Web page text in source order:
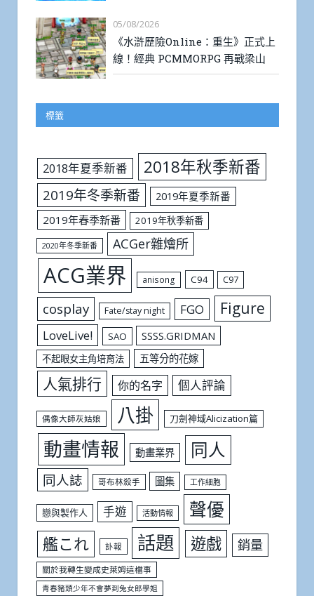
05/08/2026
《水滸歷險Online：重生》正式上
線！經典 PCMMORPG 再戰梁山
標籤
2018年夏季新番 2018年秋季新番
2019年冬季新番
2019年夏季新番
2019年春季新番
2019年秋季新番
2020年冬季新番 ACGer雜燴所
ACG業界 anisong C94 C97
cosplay Fate/stay night FGO Figure
LoveLive! SAO SSSS.GRIDMAN
不起眼女主角培育法 五等分的花嫁
人氣排行 你的名字 個人評論
偶像大師灰姑娘 八掛 刀劍神域Alicization篇
動畫情報 動畫業界 同人
同人誌 哥布林殺手 圖集 工作細胞
戀與製作人 手遊 活動情報 聲優
艦これ 訃報 話題 遊戲 銷量
關於我轉生變成史萊姆這檔事
青春豬頭少年不會夢到兔女郎學姐